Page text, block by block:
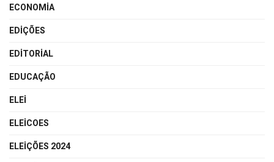
ECONOMIA
EDIÇÕES
EDITORIAL
EDUCAÇÃO
ELEI
ELEICOES
ELEIÇÕES 2024